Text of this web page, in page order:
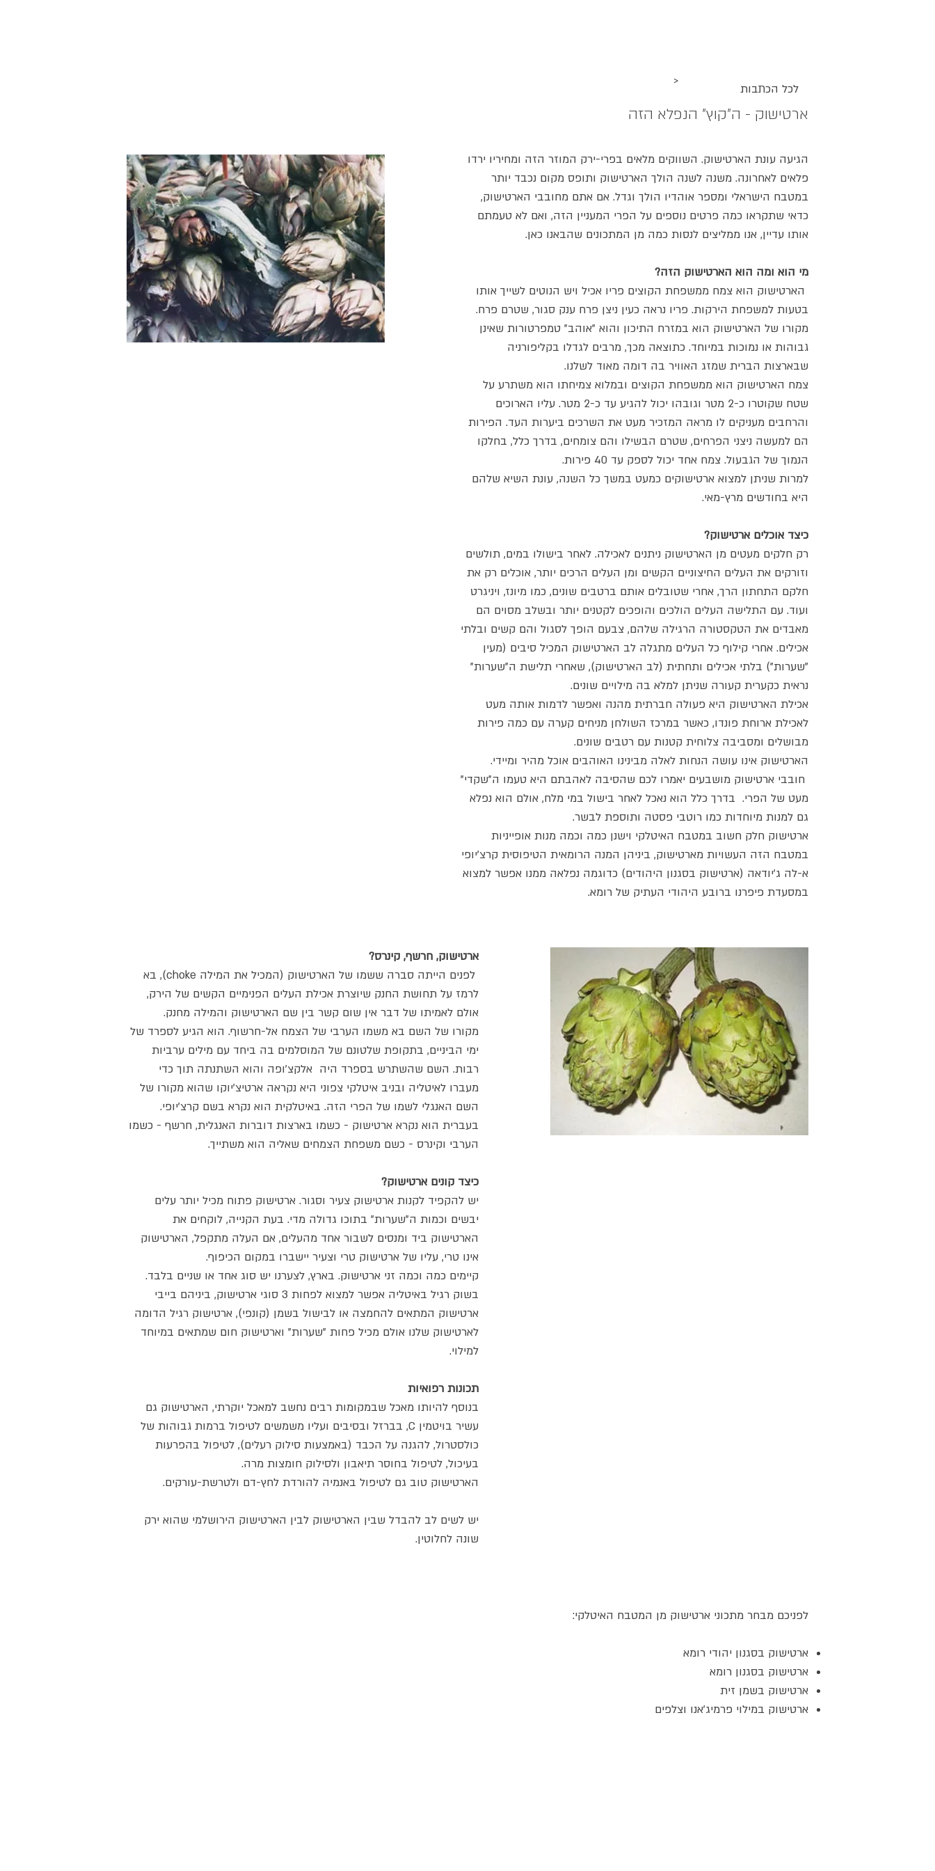
ארטישוק - ה"קוץ" הנפלא הזה
לכל הכתבות
>
הגיעה עונת הארטישוק. השווקים מלאים בפרי-ירק המוזר הזה ומחיריו ירדו
פלאים לאחרונה. משנה לשנה הולך הארטישוק ותופס מקום נכבד יותר
במטבח הישראלי ומספר אוהדיו הולך וגדל. אם אתם מחובבי הארטישוק,
כדאי שתקראו כמה פרטים נוספים על הפרי המעניין הזה, ואם לא טעמתם
אותו עדיין, אנו ממליצים לנסות כמה מן המתכונים שהבאנו כאן.
מי הוא ומה הוא הארטישוק הזה?
הארטישוק הוא צמח ממשפחת הקוצים פריו אכיל ויש הנוטים לשייך אותו
בטעות למשפחת הירקות. פריו נראה כעין ניצן פרח ענק סגור, שטרם פרח.
מקורו של הארטישוק הוא במזרח התיכון והוא "אוהב" טמפרטורות שאינן
גבוהות או נמוכות במיוחד. כתוצאה מכך, מרבים לגדלו בקליפורניה
שבארצות הברית שמזג האוויר בה דומה מאוד לשלנו.
צמח הארטישוק הוא ממשפחת הקוצים ובמלוא צמיחתו הוא משתרע על
שטח שקוטרו כ-2 מטר וגובהו יכול להגיע עד כ-2 מטר. עליו הארוכים
והרחבים מעניקים לו מראה המזכיר מעט את השרכים ביערות העד. הפירות
הם למעשה ניצני הפרחים, שטרם הבשילו והם צומחים, בדרך כלל, בחלקו
הנמוך של הגבעול. צמח אחד יכול לספק עד 40 פירות.
למרות שניתן למצוא ארטישוקים כמעט במשך כל השנה, עונת השיא שלהם
היא בחודשים מרץ-מאי.
כיצד אוכלים ארטישוק?
רק חלקים מעטים מן הארטישוק ניתנים לאכילה. לאחר בישולו במים, תולשים
וזורקים את העלים החיצוניים הקשים ומן העלים הרכים יותר, אוכלים רק את
חלקם התחתון הרך, אחרי שטובלים אותם ברטבים שונים, כמו מיונז, ויניגרט
ועוד. עם התלישה העלים הולכים והופכים לקטנים יותר ובשלב מסוים הם
מאבדים את הטקסטורה הרגילה שלהם, צבעם הופך לסגול והם קשים ובלתי
אכילים. אחרי קילוף כל העלים מתגלה לב הארטישוק המכיל סיבים (מעין
"שערות") בלתי אכילים ותחתית (לב הארטישוק), שאחרי תלישת ה"שערות"
נראית כקערית קעורה שניתן למלא בה מילויים שונים.
אכילת הארטישוק היא פעולה חברתית מהנה ואפשר לדמות אותה מעט
לאכילת ארוחת פונדו, כאשר במרכז השולחן מניחים קערה עם כמה פירות
מבושלים ומסביבה צלוחית קטנות עם רטבים שונים.
הארטישוק אינו עושה הנחות לאלה מבינינו האוהבים אוכל מהיר ומיידי.
חובבי ארטישוק מושבעים יאמרו לכם שהסיבה לאהבתם היא טעמו ה"שקדי"
מעט של הפרי. בדרך כלל הוא נאכל לאחר בישול במי מלח, אולם הוא נפלא
גם למנות מיוחדות כמו רוטבי פסטה ותוספת לבשר.
ארטישוק חלק חשוב במטבח האיטלקי וישנן כמה וכמה מנות אופייניות
במטבח הזה העשויות מארטישוק, ביניהן המנה הרומאית הטיפוסית קרצ'יופי
א-לה ג'יודאה (ארטישוק בסגנון היהודים) כדוגמה נפלאה ממנו אפשר למצוא
במסעדת פיפרנו ברובע היהודי העתיק של רומא.
ארטישוק, חרשף, קינרס?
לפנים הייתה סברה ששמו של הארטישוק (המכיל את המילה choke), בא
לרמז על תחושת החנק שיוצרת אכילת העלים הפנימיים הקשים של הירק,
אולם לאמיתו של דבר אין שום קשר בין שם הארטישוק והמילה מחנק.
מקורו של השם בא משמו הערבי של הצמח אל-חרשוף. הוא הגיע לספרד של
ימי הביניים, בתקופת שלטונם של המוסלמים בה ביחד עם מילים ערביות
רבות. השם שהשתרש בספרד היה אלקצ'ופה והוא השתנתה תוך כדי
מעברו לאיטליה ובניב איטלקי צפוני היא נקראה ארטיצ'יוקו שהוא מקורו של
השם האנגלי לשמו של הפרי הזה. באיטלקית הוא נקרא בשם קרצ'יופי.
בעברית הוא נקרא ארטישוק - כשמו בארצות דוברות האנגלית, חרשף - כשמו
הערבי וקינרס - כשם משפחת הצמחים שאליה הוא משתייך.
כיצד קונים ארטישוק?
יש להקפיד לקנות ארטישוק צעיר וסגור. ארטישוק פתוח מכיל יותר עלים
יבשים וכמות ה"שערות" בתוכו גדולה מדי. בעת הקנייה, לוקחים את
הארטישוק ביד ומנסים לשבור אחד מהעלים, אם העלה מתקפל, הארטישוק
אינו טרי, עליו של ארטישוק טרי וצעיר יישברו במקום הכיפוף.
קיימים כמה וכמה זני ארטישוק. בארץ, לצערנו יש סוג אחד או שניים בלבד.
בשוק רגיל באיטליה אפשר למצוא לפחות 3 סוגי ארטישוק, ביניהם בייבי
ארטישוק המתאים להחמצה או לבישול בשמן (קונפי), ארטישוק רגיל הדומה
לארטישוק שלנו אולם מכיל פחות "שערות" וארטישוק חום שמתאים במיוחד
למילוי.
תכונות רפואיות
בנוסף להיותו מאכל שבמקומות רבים נחשב למאכל יוקרתי, הארטישוק גם
עשיר בויטמין C, בברזל ובסיבים ועליו משמשים לטיפול ברמות גבוהות של
כולסטרול, להגנה על הכבד (באמצעות סילוק רעלים), לטיפול בהפרעות
בעיכול, לטיפול בחוסר תיאבון ולסילוק חומצות מרה.
הארטישוק טוב גם לטיפול באנמיה להורדת לחץ-דם ולטרשת-עורקים.
יש לשים לב להבדל שבין הארטישוק לבין הארטישוק הירושלמי שהוא ירק
שונה לחלוטין.
לפניכם מבחר מתכוני ארטישוק מן המטבח האיטלקי:
ארטישוק בסגנון יהודי רומא
ארטישוק בסגנון רומא
ארטישוק בשמן זית
ארטישוק במילוי פרמיג'אנו וצלפים